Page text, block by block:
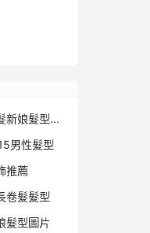
短髮新娘髮型圖片
男性髮型
推薦
卷髮髮型
髮型圖片